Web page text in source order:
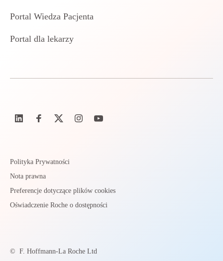
Portal Wiedza Pacjenta
Portal dla lekarzy
Polityka Prywatności
Nota prawna
Preferencje dotyczące plików cookies
Oświadczenie Roche o dostępności
© F. Hoffmann-La Roche Ltd